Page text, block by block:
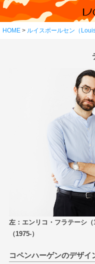
HOME ルイスポールセン（
左：エンリコ・フラテーシ
（1975-）
コペンハーゲンのデザイ